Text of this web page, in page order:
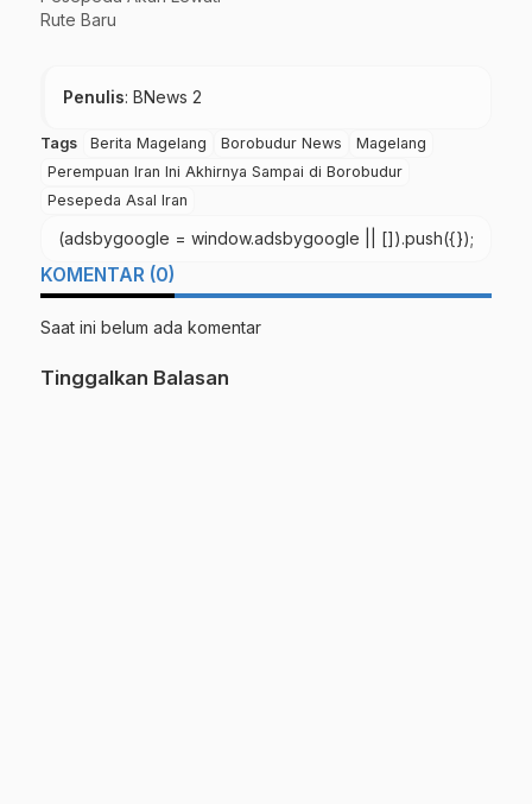
Rute Baru
Penulis: BNews 2
Tags Berita Magelang Borobudur News
Magelang
Perempuan Iran Ini Akhirnya Sampai di Borobudur
Pesepeda Asal Iran
(adsbygoogle = window.adsbygoogle || []).push({});
KOMENTAR (0)
Saat ini belum ada komentar
Tinggalkan Balasan